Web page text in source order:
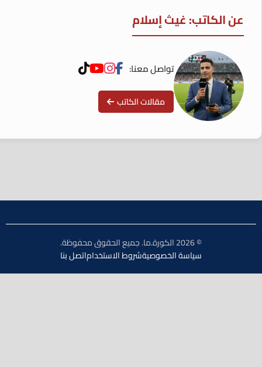
عن الكاتب: غيث إسلام
تواصل معنا:
مقالات الكاتب
سياسة الخصوصيةشروط الاستخداماتصل بنا